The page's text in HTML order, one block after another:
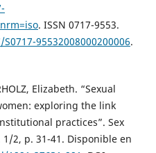
. ISSN 0717-9553.
95532008000200006.
Elizabeth. “Sexual
exploring the link
practices”. Sex
1/2, p. 31-41. Disponible en